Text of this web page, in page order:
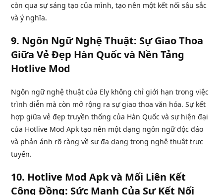
còn qua sự sáng tạo của mình, tạo nên một kết nối sâu sắc
và ý nghĩa.
9. Ngôn Ngữ Nghệ Thuật: Sự Giao Thoa
Giữa Vẻ Đẹp Hàn Quốc và Nền Tảng
Hotlive Mod
Ngôn ngữ nghệ thuật của Ely không chỉ giới hạn trong việc
trình diễn mà còn mở rộng ra sự giao thoa văn hóa. Sự kết
hợp giữa vẻ đẹp truyền thống của Hàn Quốc và sự hiện đại
của Hotlive Mod Apk tạo nên một dạng ngôn ngữ độc đáo
và phản ánh rõ ràng về sự đa dạng trong nghệ thuật trực
tuyến.
10. Hotlive Mod Apk và Mối Liên Kết
Cộng Đồng: Sức Mạnh Của Sự Kết Nối